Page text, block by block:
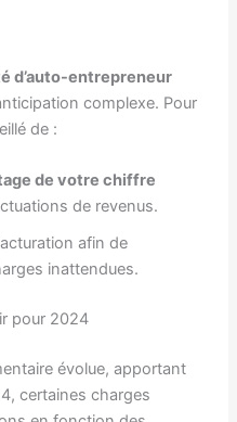
d’auto-entrepreneur
complexe. Pour
de :
de votre chiffre
de revenus.
afin de
inattendues.
pour 2024
évolue, apportant
certaines charges